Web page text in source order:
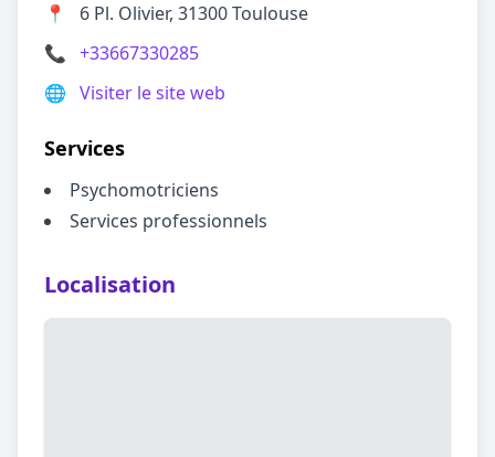
📍
6 Pl. Olivier, 31300 Toulouse
📞 +33667330285
🌐 Visiter le site web
Services
Psychomotriciens
Services professionnels
Localisation